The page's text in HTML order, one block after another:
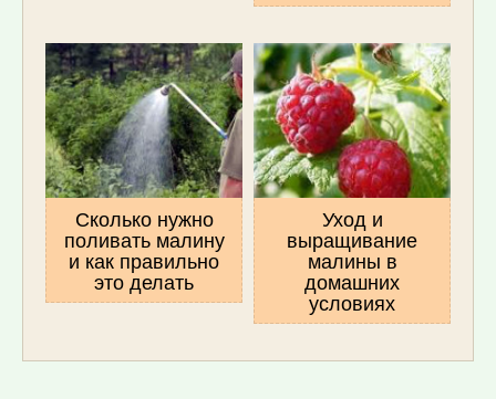
Сколько нужно
поливать малину
и как правильно
это делать
Уход и
выращивание
малины в
домашних
условиях